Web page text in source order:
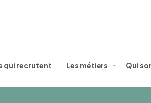
qui recrutent Les métiers Qui